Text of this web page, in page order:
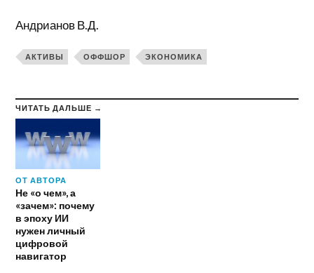
Андрианов В.Д.
АКТИВЫ ОФФШОР ЭКОНОМИКА
ЧИТАТЬ ДАЛЬШЕ →
ОТ АВТОРА
Не «о чем», а
«зачем»: почему
в эпоху ИИ
нужен личный
цифровой
навигатор